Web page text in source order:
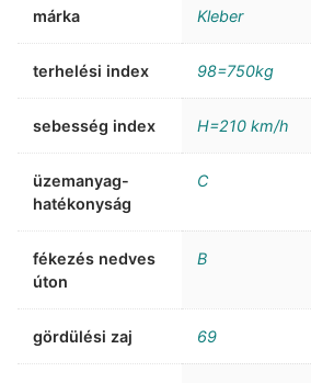
márka Kleber
terhelési index 98=750kg
sebesség index H=210 km/h
üzemanyag-
hatékonyság
C
fékezés nedves
úton
B
gördülési zaj 69